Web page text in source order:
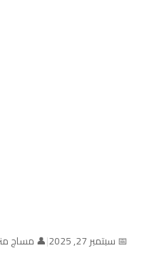
📅 سبتمبر 27, 2025 |👤 مساج منزلي